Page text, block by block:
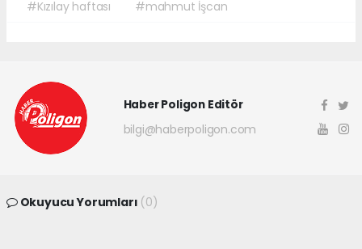
#Kızılay haftası #mahmut İşcan
Haber Poligon Editör
bilgi@haberpoligon.com
Okuyucu Yorumları (0)